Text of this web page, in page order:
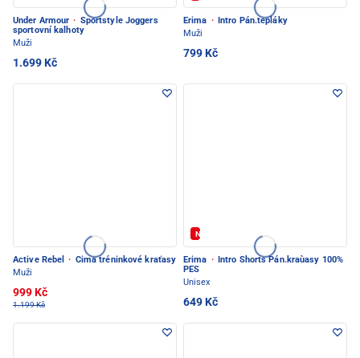
Under Armour · Sportstyle Joggers
sportovní kalhoty
Muži
1.699 Kč
Erima ·
Intro Pán.tepláky
Muži
799 Kč
Active Rebel · Cima tréninkové kraťasy
Muži
999 Kč
1.199 Kč
Novinka
Erima ·
Intro Shorts Pán.kraùasy 100%
PES
Unisex
649 Kč